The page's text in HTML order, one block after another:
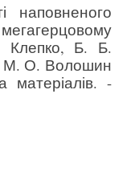
наповненого
Клепко, Б. Б.
М. О. Волошин
матеріалів. -